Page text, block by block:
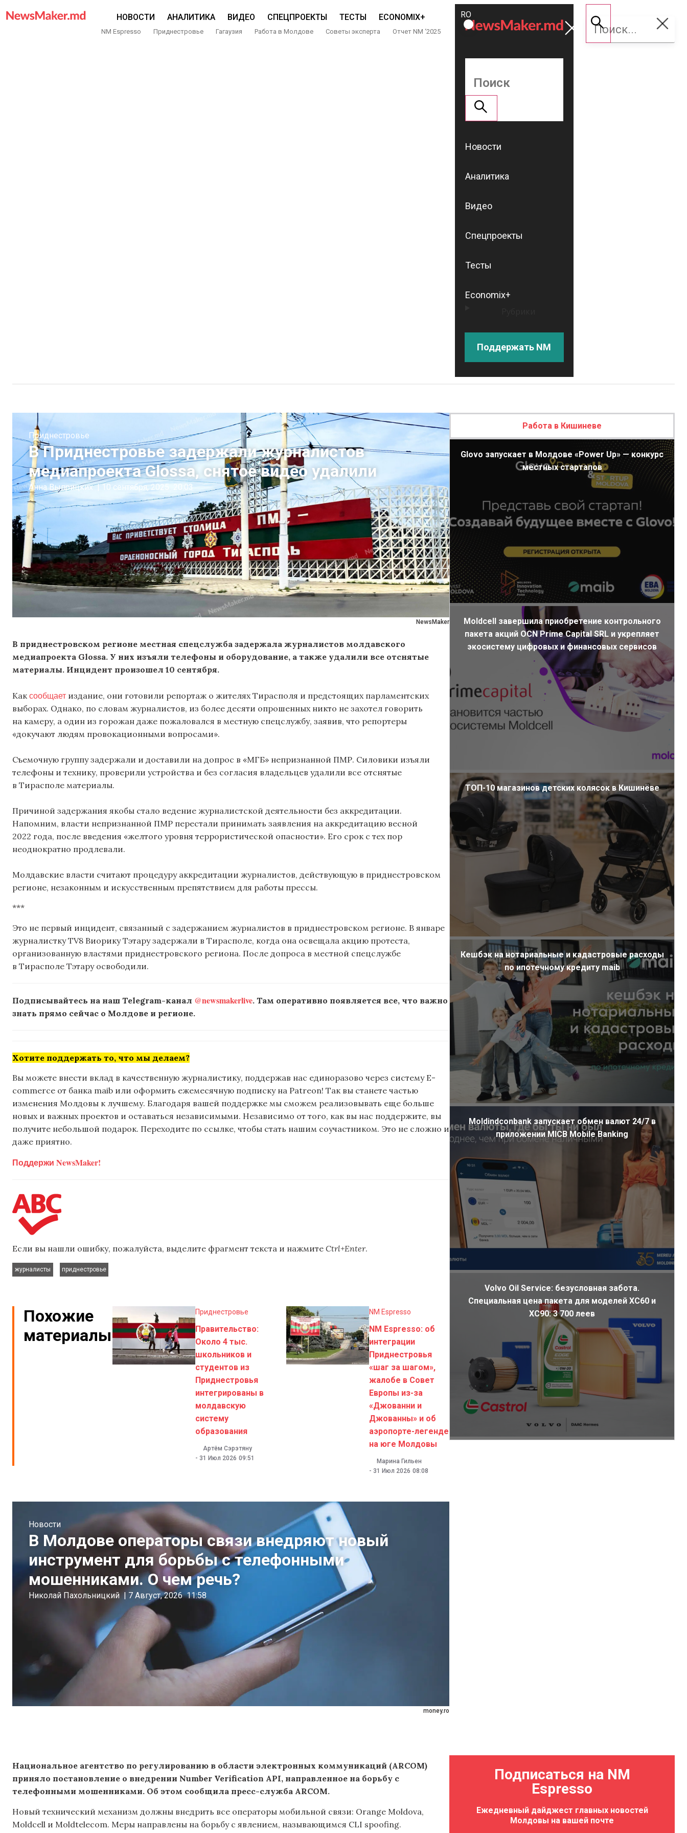
НОВОСТИ АНАЛИТИКА ВИДЕО СПЕЦПРОЕКТЫ ТЕСТЫ ECONOMIX+
NM Espresso Приднестровье Гагаузия Работа в Молдове Советы эксперта Отчет NM ‘2025
ROMÂNĂ
RU
Поддержать
NM
Новости
Аналитика
Видео
Спецпроекты
Тесты
Economix+
Поддержать NM
NewsMaker
Приднестровье
В Приднестровье задержали журналистов
медиапроекта Glossa, снятое видео удалили
Анна Выприцких | 10 сентября, 2025 20:03
В приднестровском регионе местная спецслужба задержала журналистов молдавского
медиапроекта Glossa. У них изъяли телефоны и оборудование, а также удалили все отснятые
материалы. Инцидент произошел 10 сентября.
Каксообщает издание, они готовили репортаж о жителях Тирасполя и предстоящих парламентских
выборах. Однако, по словам журналистов, из более десяти опрошенных никто не захотел говорить
на камеру, а один из горожан даже пожаловался в местную спецслужбу, заявив, что репортеры
«докучают людям провокационными вопросами».
Съемочную группу задержали и доставили на допрос в «МГБ» непризнанной ПМР. Силовики изъяли
телефоны и технику, проверили устройства и без согласия владельцев удалили все отснятые
в Тирасполе материалы.
Причиной задержания якобы стало ведение журналистской деятельности без аккредитации.
Напомним, власти непризнанной ПМР перестали принимать заявления на аккредитацию весной
2022 года, после введения «желтого уровня террористической опасности». Его срок с тех пор
неоднократно продлевали.
Молдавские власти считают процедуру аккредитации журналистов, действующую в приднестровском
регионе, незаконным и искусственным препятствием для работы прессы.
***
Это не первый инцидент, связанный с задержанием журналистов в приднестровском регионе. В январе
журналистку TV8 Виорику Тэтару задержали в Тирасполе, когда она освещала акцию протеста,
организованную властями приднестровского региона. После допроса в местной спецслужбе
в Тирасполе Тэтару освободили.
Подписывайтесь на наш Telegram-канал @newsmakerlive. Там оперативно появляется все, что важно
знать прямо сейчас о Молдове и регионе.
Хотите поддержать то, что мы делаем?
Вы можете внести вклад в качественную журналистику, поддержав нас единоразово через систему E-
commerce от банка maib или оформить ежемесячную подписку на Patreon! Так вы станете частью
изменения Молдовы к лучшему. Благодаря вашей поддержке мы сможем реализовывать еще больше
новых и важных проектов и оставаться независимыми. Независимо от того, как вы нас поддержите, вы
получите небольшой подарок. Переходите по ссылке, чтобы стать нашим соучастником. Это не сложно и
даже приятно.
Поддержи NewsMaker!
Если вы нашли ошибку, пожалуйста, выделите фрагмент текста и нажмите Ctrl+Enter.
журналисты
приднестровье
Похожие
материалы
Приднестровье
Правительство:
Около 4 тыс.
школьников и
студентов из
Приднестровья
интегрированы в
молдавскую
систему
образования
Артём Сэрэтяну
- 31 Июл 2026 09:51
NM Espresso
NM Espresso: об
интеграции
Приднестровья
«шаг за шагом»,
жалобе в Совет
Европы из-за
«Джованни и
Джованны» и об
аэропорте-легенде
на юге Молдовы
Марина Гильен
- 31 Июл 2026 08:08
money.ro
Новости
В Молдове операторы связи внедряют новый
инструмент для борьбы с телефонными
мошенниками. О чем речь?
Николай Пахольницкий | 7 Август, 2026 11:58
Национальное агентство по регулированию в области электронных коммуникаций (ARCOM)
приняло постановление о внедрении Number Verification API, направленное на борьбу с
телефонными мошенниками. Об этом сообщила пресс-служба ARCOM.
Новый технический механизм должны внедрить все операторы мобильной связи: Orange Moldova,
Moldcell и Moldtelecom. Меры направлены на борьбу с явлением, называющимся CLI spoofing.
Работа в Кишиневе
Glovo запускает в Молдове «Power Up» — конкурс
местных стартапов
Moldcell завершила приобретение контрольного
пакета акций OCN Prime Capital SRL и укрепляет
экосистему цифровых и финансовых сервисов
ТОП-10 магазинов детских колясок в Кишинёве
Кешбэк на нотариальные и кадастровые расходы
по ипотечному кредиту maib
Moldindconbank запускает обмен валют 24/7 в
приложении MICB Mobile Banking
Volvo Oil Service: безусловная забота.
Специальная цена пакета для моделей XC60 и
XC90: 3 700 леев
Подписаться на NM
Espresso
Ежедневный дайджест главных новостей
Молдовы на вашей почте